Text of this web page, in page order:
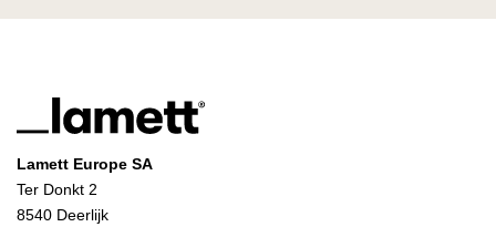
Lamett Europe SA
Ter Donkt 2
8540 Deerlijk